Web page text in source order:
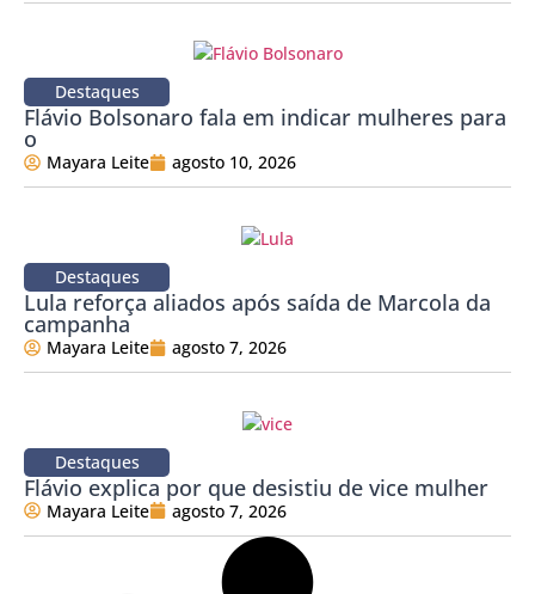
Destaques
Flávio Bolsonaro fala em indicar mulheres para
o
Mayara Leite agosto 10, 2026
Destaques
Lula reforça aliados após saída de Marcola da
campanha
Mayara Leite agosto 7, 2026
Destaques
Flávio explica por que desistiu de vice mulher
Mayara Leite agosto 7, 2026